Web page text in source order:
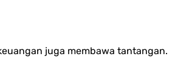
juga membawa tantangan.